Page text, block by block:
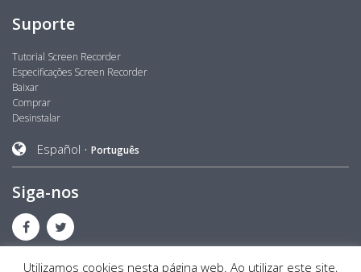
Suporte
Tutorial Screen Recorder
Especificações Screen Recorder
Baixar
Comprar
Desinstalar
Español Português
Siga-nos
Utilizamos cookies nesta página web. Ao utilizar este site,